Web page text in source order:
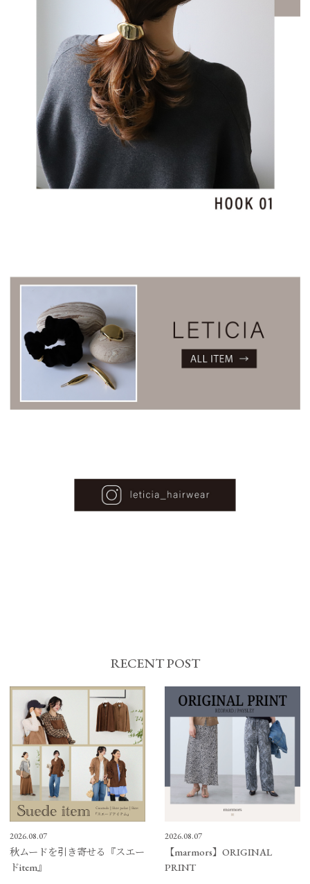
RECENT POST
2026.08.07
秋ムードを引き寄せる『スエー
ドitem』
2026.08.07
【marmors】ORIGINAL
PRINT